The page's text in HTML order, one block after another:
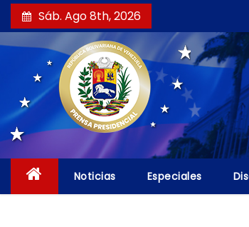
a
l
Sáb. Ago 8th, 2026
Noticias Especiales